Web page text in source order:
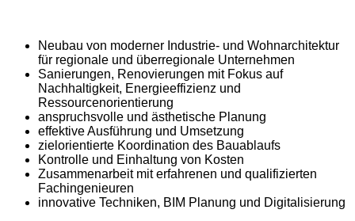
Neubau von moderner Industrie- und Wohnarchitektur
für regionale und überregionale Unternehmen
Sanierungen, Renovierungen mit Fokus auf
Nachhaltigkeit, Energieeffizienz und
Ressourcenorientierung
anspruchsvolle und ästhetische Planung
effektive Ausführung und Umsetzung
zielorientierte Koordination des Bauablaufs
Kontrolle und Einhaltung von Kosten
Zusammenarbeit mit erfahrenen und qualifizierten
Fachingenieuren
innovative Techniken, BIM Planung und Digitalisierung